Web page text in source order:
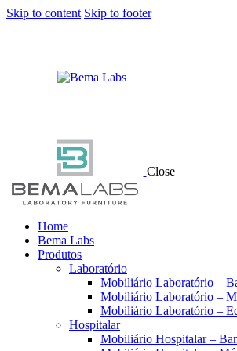
Skip to content Skip to footer
Close
Home
Bema Labs
Produtos
Laboratório
Mobiliário Laboratório –
Mobiliário Laboratório –
Mobiliário Laboratório –
Hospitalar
Mobiliário Hospitalar –